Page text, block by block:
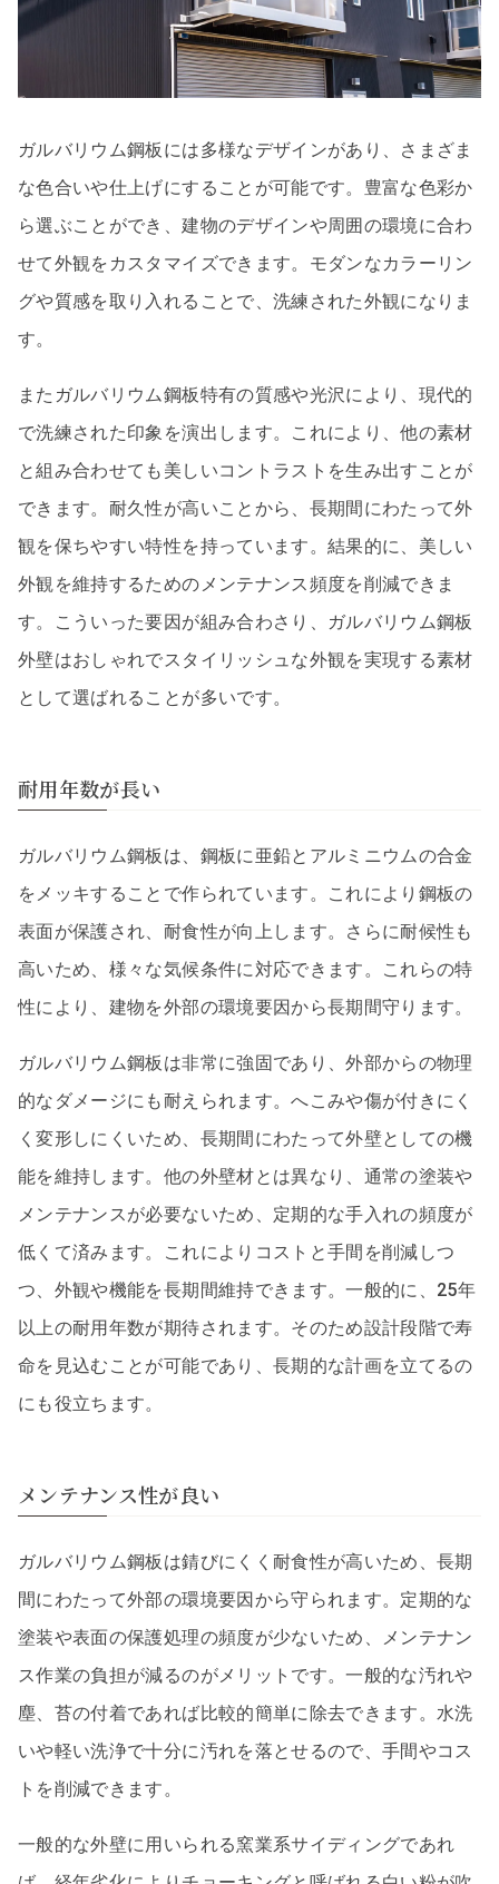
ガルバリウム鋼板には多様なデザインがあり、さまざま
な色合いや仕上げにすることが可能です。豊富な色彩か
ら選ぶことができ、建物のデザインや周囲の環境に合わ
せて外観をカスタマイズできます。モダンなカラーリン
グや質感を取り入れることで、洗練された外観になりま
す。
またガルバリウム鋼板特有の質感や光沢により、現代的
で洗練された印象を演出します。これにより、他の素材
と組み合わせても美しいコントラストを生み出すことが
できます。耐久性が高いことから、長期間にわたって外
観を保ちやすい特性を持っています。結果的に、美しい
外観を維持するためのメンテナンス頻度を削減できま
す。こういった要因が組み合わさり、ガルバリウム鋼板
外壁はおしゃれでスタイリッシュな外観を実現する素材
として選ばれることが多いです。
耐用年数が長い
ガルバリウム鋼板は、鋼板に亜鉛とアルミニウムの合金
をメッキすることで作られています。これにより鋼板の
表面が保護され、耐食性が向上します。さらに耐候性も
高いため、様々な気候条件に対応できます。これらの特
性により、建物を外部の環境要因から長期間守ります。
ガルバリウム鋼板は非常に強固であり、外部からの物理
的なダメージにも耐えられます。へこみや傷が付きにく
く変形しにくいため、長期間にわたって外壁としての機
能を維持します。他の外壁材とは異なり、通常の塗装や
メンテナンスが必要ないため、定期的な手入れの頻度が
低くて済みます。これによりコストと手間を削減しつ
つ、外観や機能を長期間維持できます。一般的に、25年
以上の耐用年数が期待されます。そのため設計段階で寿
命を見込むことが可能であり、長期的な計画を立てるの
にも役立ちます。
メンテナンス性が良い
ガルバリウム鋼板は錆びにくく耐食性が高いため、長期
間にわたって外部の環境要因から守られます。定期的な
塗装や表面の保護処理の頻度が少ないため、メンテナン
ス作業の負担が減るのがメリットです。一般的な汚れや
塵、苔の付着であれば比較的簡単に除去できます。水洗
いや軽い洗浄で十分に汚れを落とせるので、手間やコス
トを削減できます。
一般的な外壁に用いられる窯業系サイディングであれ